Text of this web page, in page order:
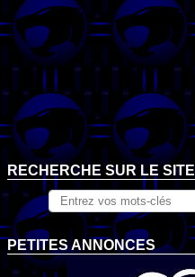
RECHERCHE SUR LE SITE
PETITES ANNONCES